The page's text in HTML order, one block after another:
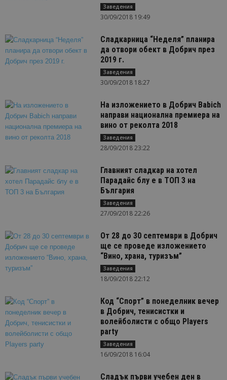
Заведения
30/09/2018 19:49
Сладкарница “Неделя” планира
да отвори обект в Добрич през
2019 г.
Заведения
30/09/2018 18:27
На изложението в Добрич Babich
направи национална премиера на
вино от реколта 2018
Заведения
28/09/2018 23:22
Главният сладкар на хотел
Парадайс блу е в ТОП 3 на
България
Заведения
27/09/2018 22:26
От 28 до 30 септември в Добрич
ще се проведе изложението
“Вино, храна, туризъм”
Заведения
18/09/2018 22:12
Код “Спорт” в понеделник вечер
в Добрич, тенисистки и
волейболисти с общо Players
party
Заведения
16/09/2018 16:04
Сладък първи учебен ден в